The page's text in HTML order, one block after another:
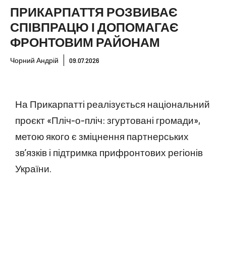
ПРИКАРПАТТЯ РОЗВИВАЄ
СПІВПРАЦЮ І ДОПОМАГАЄ
ФРОНТОВИМ РАЙОНАМ
Чорний Андрій 09.07.2026
На Прикарпатті реалізується національний
проєкт «Пліч-о-пліч: згуртовані громади»,
метою якого є зміцнення партнерських
зв’язків і підтримка прифронтових регіонів
України.